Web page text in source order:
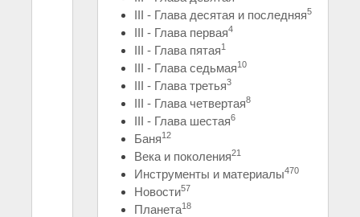
III - Глава десятая и последняя5
III - Глава первая4
III - Глава пятая1
III - Глава седьмая10
III - Глава третья3
III - Глава четвертая8
III - Глава шестая6
Баня12
Века и поколения21
Инструменты и материалы470
Новости57
Планета18